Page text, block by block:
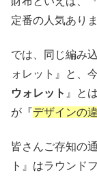
定番の人気ありま
では、同じ編み
ォレット』と、
ウォレット 』と
が『デザインの
皆さんご存知の
ト』はラウンド